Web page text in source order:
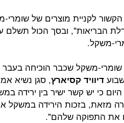
הקשור לקניית מוצרים של
הבריאות", ובסך הכול תשלם
משקל.
משקל שכבר הוכיחה בעבר
דיוויד קסיארץ, סגן נשיא
כי יש קשר ישיר בין ירידה
מזאת, בזכות הירידה במשקל
את התפוקה שלהם".